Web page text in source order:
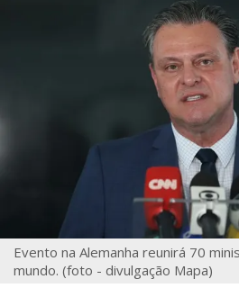
Evento na Alemanha reunirá 70
mundo. (foto - divulgação Mapa)